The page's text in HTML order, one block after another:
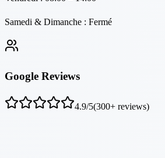
Samedi & Dimanche : Fermé
Google Reviews
4.9/5(300+ reviews)